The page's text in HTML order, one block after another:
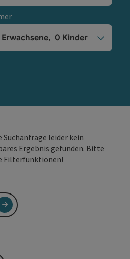
Erwachsene, 0 Kinder
Suchanfrage leider kein
Ergebnis gefunden. Bitte
Filterfunktionen!